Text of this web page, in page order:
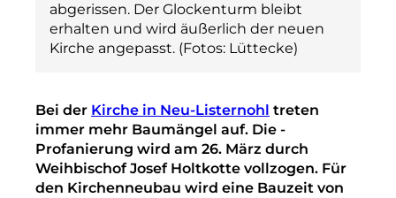
abgerissen. Der Glockenturm bleibt
erhalten und wird äußerlich der neuen
Kirche angepasst. (Fotos: Lüttecke)
Bei der Kirche in Neu-­Listernohl treten
immer mehr Baumängel auf. Die ­
Profanierung wird am 26. März durch
Weihbischof Josef Holtkotte vollzogen. Für
den Kirchenneubau wird eine Bauzeit von